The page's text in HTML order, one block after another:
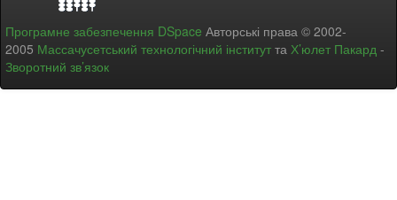
Програмне забезпечення DSpace Авторські права © 2002-
2005 Массачусетський технологічний інститут та Х’юлет Пакард -
Зворотний зв’язок